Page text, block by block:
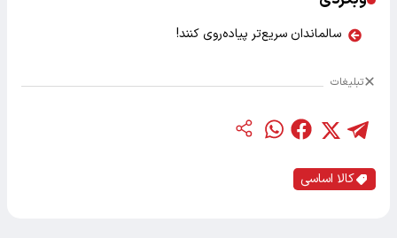
سالماندان سریع‌تر پیاده‌روی کنند!
تبلیغات
کالا اساسی